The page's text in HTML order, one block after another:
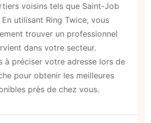
voisins tels que Saint-Job
utilisant Ring Twice, vous
trouver un professionnel
dans votre secteur.
à préciser votre adresse lors de
pour obtenir les meilleures
près de chez vous.